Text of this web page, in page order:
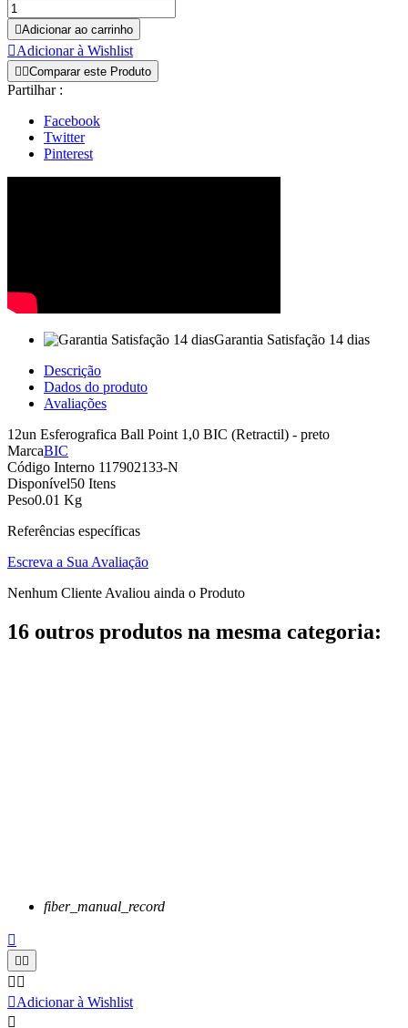
Adicionar ao carrinho
Adicionar à Wishlist
 Comparar este Produto
Partilhar :
Facebook
Twitter
Pinterest
Garantia Satisfação 14 dias
Descrição
Dados do produto
Avaliações
12un Esferografica Ball Point 1,0 BIC (Retractil) - preto
MarcaBIC
Código Interno 117902133-N
Disponível50 Itens
Peso0.01 Kg
Referências específicas
Escreva a Sua Avaliação
Nenhum Cliente Avaliou ainda o Produto
16 outros produtos na mesma categoria:
fiber_manual_record

 
 
Adicionar à Wishlist
